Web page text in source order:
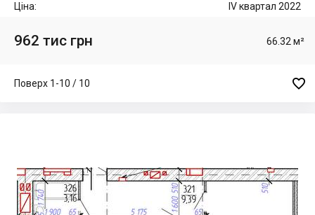
Ціна: IV квартал 2022
962 тис грн 66.32 м²
Поверх 1-10 / 10 